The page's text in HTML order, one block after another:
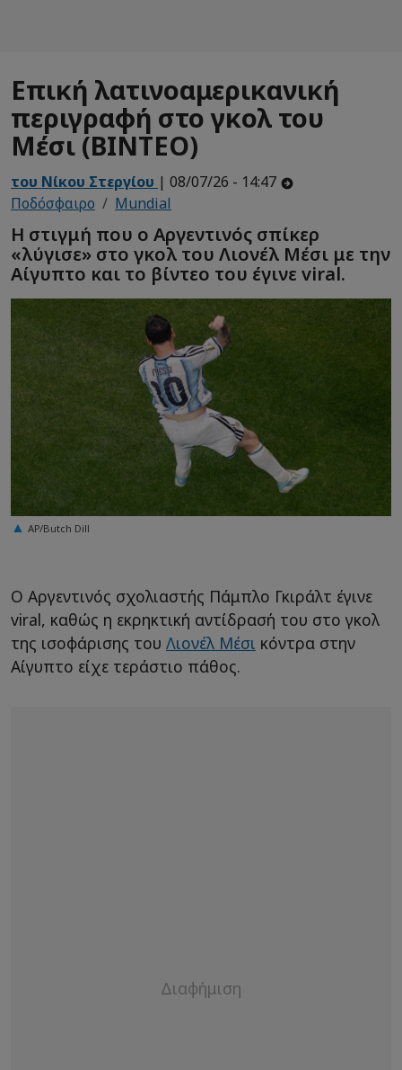
Επική λατινοαμερικανική
περιγραφή στο γκολ του
Μέσι (ΒΙΝΤΕΟ)
του Νίκου Στεργίου | 08/07/26 - 14:47
Ποδόσφαιρο
Mundial
Η στιγμή που ο Αργεντινός σπίκερ
«λύγισε» στο γκολ του Λιονέλ Μέσι με την
Αίγυπτο και το βίντεο του έγινε viral.
AP/Butch Dill
Ο Αργεντινός σχολιαστής Πάμπλο Γκιράλτ έγινε
viral, καθώς η εκρηκτική αντίδρασή του στο γκολ
της ισοφάρισης του Λιονέλ Μέσι κόντρα στην
Αίγυπτο είχε τεράστιο πάθος.